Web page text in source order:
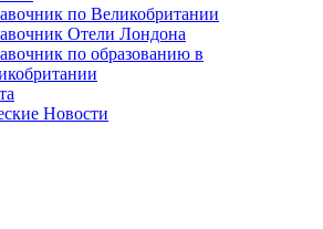
по Великобритании
Отели Лондона
по образованию в
Новости